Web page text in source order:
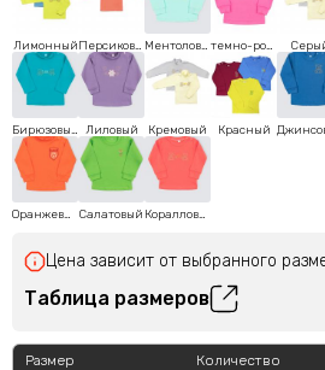
Лимонный Персиковый Ментоловый темно-розовый
Бирюзовый Лиловый Кремовый Красный
Оранжевый Салатовый Коралловый
Цена зависит от выбранного
Таблица размеров
Размер Количество